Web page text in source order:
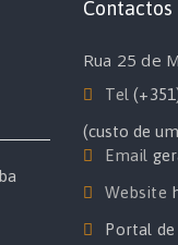
Contactos
Rua 25 de
Tel
(custo de
Email
Website
Portal de